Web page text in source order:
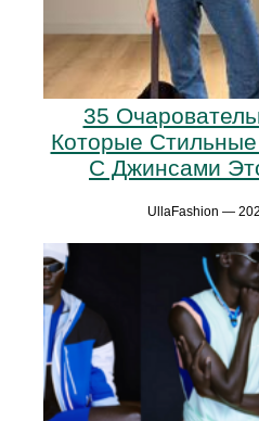
35
Которые
С Джинсами
UllaFashion —